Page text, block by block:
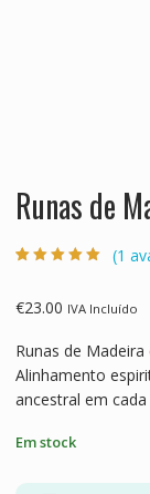
Runas de
com base em
classificação
(1
€23.00 IVA Incluído
Runas de
Alinhamento
ancestral em
Em stock